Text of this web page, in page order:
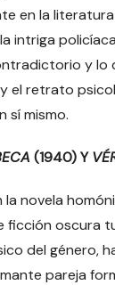
en la
intriga
y lo
el retrato
sí mismo.
(1940) Y
novela
ficción oscura
del género,
pareja